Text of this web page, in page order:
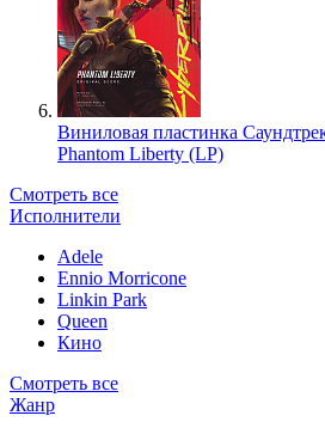
Виниловая пластинка
Phantom Liberty (LP)
Смотреть все
Исполнители
Adele
Ennio Morricone
Linkin Park
Queen
Кино
Смотреть все
Жанр